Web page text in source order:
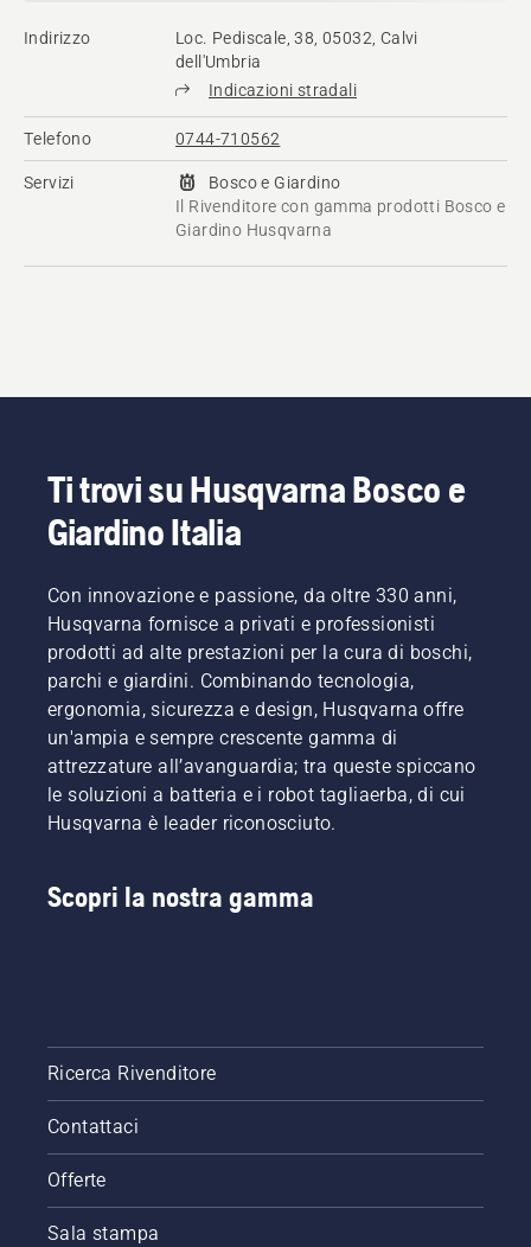
Indirizzo
Loc. Pediscale, 38, 05032, Calvi
dell'Umbria
Indicazioni stradali
Telefono 0744-710562
Servizi
Bosco e Giardino
Il Rivenditore con gamma prodotti Bosco e
Giardino Husqvarna
Ti trovi su Husqvarna Bosco e
Giardino Italia
Con innovazione e passione, da oltre 330 anni,
Husqvarna fornisce a privati e professionisti
prodotti ad alte prestazioni per la cura di boschi,
parchi e giardini. Combinando tecnologia,
ergonomia, sicurezza e design, Husqvarna offre
un'ampia e sempre crescente gamma di
attrezzature all’avanguardia; tra queste spiccano
le soluzioni a batteria e i robot tagliaerba, di cui
Husqvarna è leader riconosciuto.
Scopri la nostra gamma
Ricerca Rivenditore
Contattaci
Offerte
Sala stampa